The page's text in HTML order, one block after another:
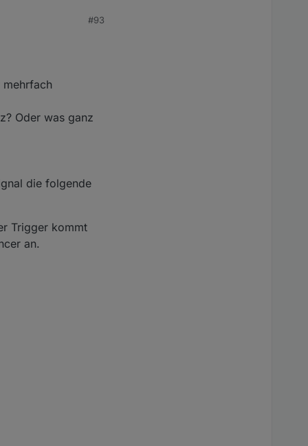
#93
mehrfach
Oder was ganz
die folgende
Trigger kommt
an.